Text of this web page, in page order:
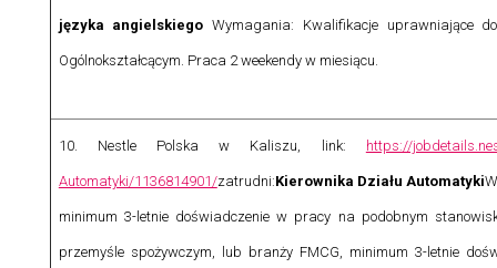
języka angielskiego Wymagania: Kwalifikacje uprawniające
Ogólnokształcącym. Praca 2 weekendy w miesiącu.
10. Nestle Polska w Kaliszu, link: https://
Automatyki/1136814901/zatrudni:Kierownika Działu Automatyki
minimum 3-letnie doświadczenie w pracy na podobnym
przemyśle spożywczym, lub branży FMCG, minimum 3-letnie